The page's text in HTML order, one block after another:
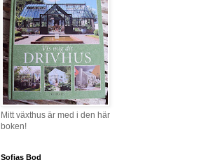
Mitt växthus är med i den här
boken!
Sofias Bod